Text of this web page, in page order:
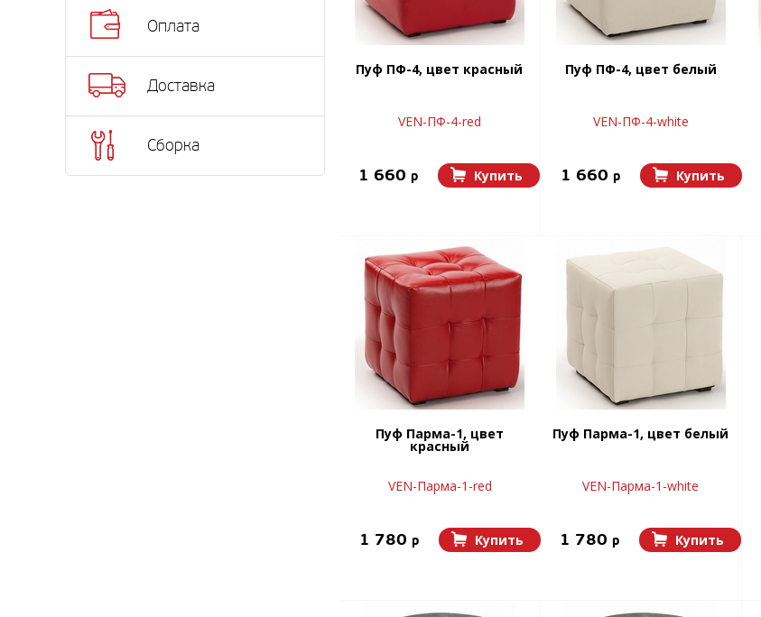
Оплата
Доставка
Сборка
Пуф ПФ-4, цвет красный
VEN-ПФ-4-red
1 660 p Купить
Пуф ПФ-4, цвет белый
VEN-ПФ-4-white
1 660 p Купить
Пуф Парма-1, цвет
красный
VEN-Парма-1-red
1 780 p Купить
Пуф Парма-1, цвет белый
VEN-Парма-1-white
1 780 p Купить